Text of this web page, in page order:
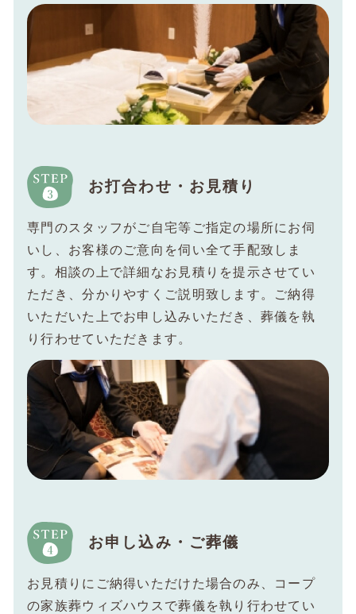
お打合わせ・お見積り
専門のスタッフがご自宅等ご指定の場所にお伺
いし、お客様のご意向を伺い全て手配致しま
す。相談の上で詳細なお見積りを提示させてい
ただき、分かりやすくご説明致します。ご納得
いただいた上でお申し込みいただき、葬儀を執
り行わせていただきます。
お申し込み・ご葬儀
お見積りにご納得いただけた場合のみ、コープ
の家族葬ウィズハウスで葬儀を執り行わせてい